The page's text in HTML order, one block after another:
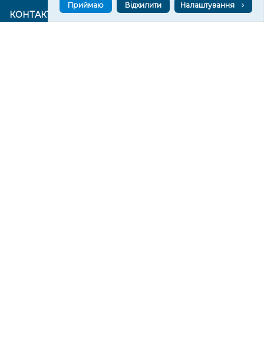
КОНТАКТИ
Приймаю Відхилити Налаштування